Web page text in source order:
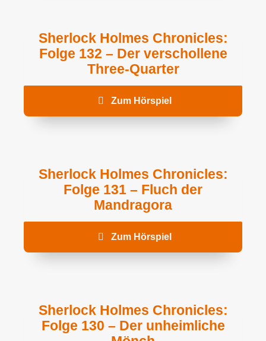
Sherlock Holmes Chronicles:
Folge 132 – Der verschollene
Three-Quarter
Zum Hörspiel
Sherlock Holmes Chronicles:
Folge 131 – Fluch der
Mandragora
Zum Hörspiel
Sherlock Holmes Chronicles:
Folge 130 – Der unheimliche